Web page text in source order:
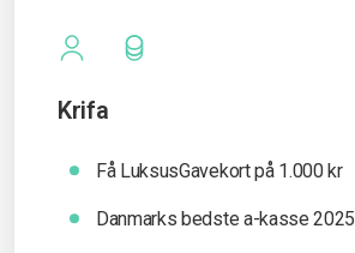
Krifa
Få LuksusGavekort på 1.000 kr
Danmarks bedste a-kasse 2025